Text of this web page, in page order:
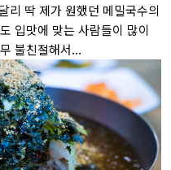
리 딱 제가 원했던 메밀국수의
입맛에 맞는 사람들이 많이
불친절해서...